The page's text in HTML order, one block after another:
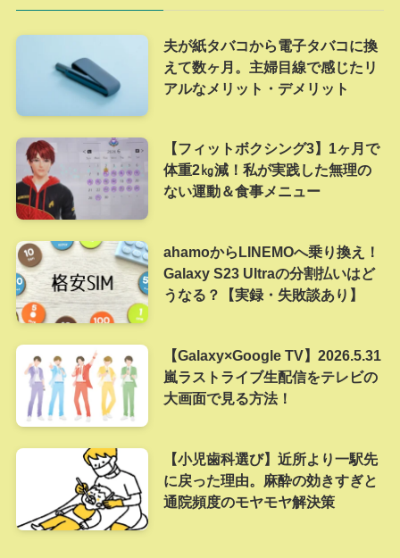
夫が紙タバコから電子タバコに換
えて数ヶ月。主婦目線で感じたリ
アルなメリット・デメリット
【フィットボクシング3】1ヶ月で
体重2㎏減！私が実践した無理の
ない運動＆食事メニュー
ahamoからLINEMOへ乗り換え！
Galaxy S23 Ultraの分割払いはど
うなる？【実録・失敗談あり】
【Galaxy×Google TV】2026.5.31
嵐ラストライブ生配信をテレビの
大画面で見る方法！
【小児歯科選び】近所より一駅先
に戻った理由。麻酔の効きすぎと
通院頻度のモヤモヤ解決策